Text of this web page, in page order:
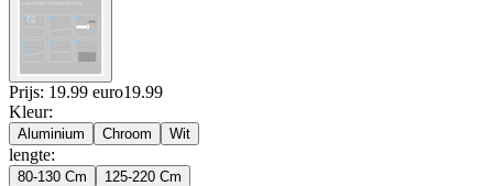
Prijs: 19.99 euro19.99
Kleur:
Aluminium Chroom Wit
lengte:
80-130 Cm 125-220 Cm